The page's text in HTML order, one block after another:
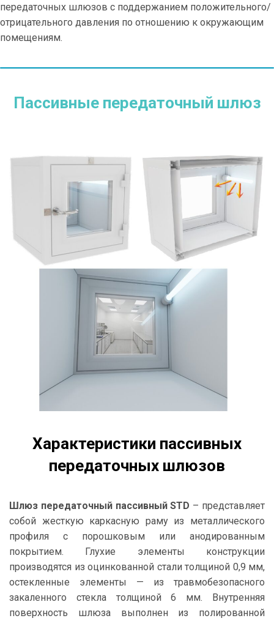
передаточных шлюзов с поддержанием положительного/
отрицательного давления по отношению к окружающим
помещениям.
Пассивные передаточный шлюз
Характеристики пассивных
передаточных шлюзов
Шлюз передаточный пассивный STD – представляет
собой жесткую каркасную раму из металлического
профиля с порошковым или анодированным
покрытием. Глухие элементы конструкции
производятся из оцинкованной стали толщиной 0,9 мм,
остекленные элементы — из травмобезопасного
закаленного стекла толщиной 6 мм. Внутренняя
поверхность шлюза выполнен из полированной